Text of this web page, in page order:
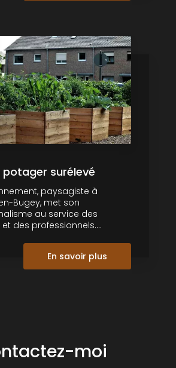
surélevé
paysagiste à
Bugey, met son
au service des
des professionnels....
En savoir plus
moi